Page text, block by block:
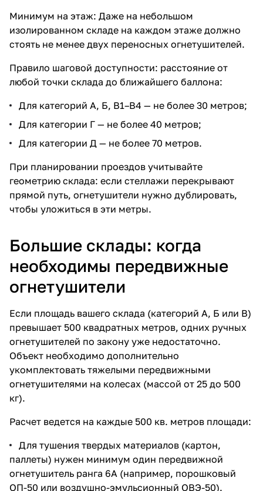
Минимум на этаж: Даже на небольшом
изолированном складе на каждом этаже должно
стоять не менее двух переносных огнетушителей.
Правило шаговой доступности: расстояние от
любой точки склада до ближайшего баллона:
Для категорий А, Б, В1–В4 — не более 30 метров;
Для категории Г — не более 40 метров;
Для категории Д — не более 70 метров.
При планировании проездов учитывайте
геометрию склада: если стеллажи перекрывают
прямой путь, огнетушители нужно дублировать,
чтобы уложиться в эти метры.
Большие склады: когда
необходимы передвижные
огнетушители
Если площадь вашего склада (категорий А, Б или В)
превышает 500 квадратных метров, одних ручных
огнетушителей по закону уже недостаточно.
Объект необходимо дополнительно
укомплектовать тяжелыми передвижными
огнетушителями на колесах (массой от 25 до 500
кг).
Расчет ведется на каждые 500 кв. метров площади:
Для тушения твердых материалов (картон,
паллеты) нужен минимум один передвижной
огнетушитель ранга 6А (например, порошковый
ОП-50 или воздушно-эмульсионный ОВЭ-50).